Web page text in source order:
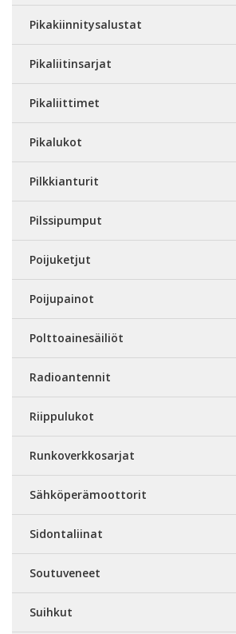
Pikakiinnitysalustat
Pikaliitinsarjat
Pikaliittimet
Pikalukot
Pilkkianturit
Pilssipumput
Poijuketjut
Poijupainot
Polttoainesäiliöt
Radioantennit
Riippulukot
Runkoverkkosarjat
Sähköperämoottorit
Sidontaliinat
Soutuveneet
Suihkut